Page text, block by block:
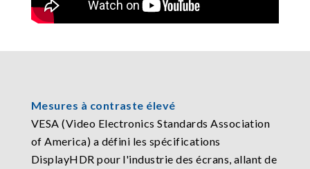
Mesures à contraste élevé
VESA (Video Electronics Standards Association
of America) a défini les spécifications
DisplayHDR pour l'industrie des écrans, allant de